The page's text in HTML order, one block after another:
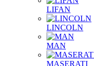
LIFAN
LINCOLN
MAN
MASERATI